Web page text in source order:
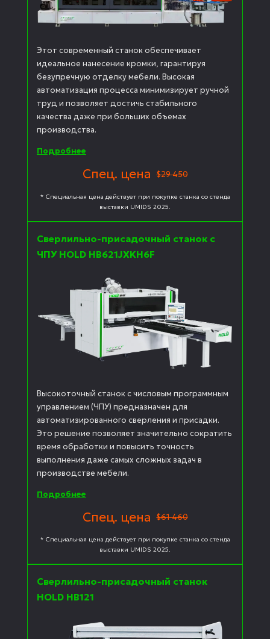
Этот современный станок обеспечивает
идеальное нанесение кромки, гарантируя
безупречную отделку мебели. Высокая
автоматизация процесса минимизирует ручной
труд и позволяет достичь стабильного
качества даже при больших объемах
производства.
Подробнее
Спец. цена $29 450
* Специальная цена действует при покупке станка со стенда
выставки UMIDS 2025.
Сверлильно-присадочный станок с
ЧПУ HOLD HB621JXKH6F
Высокоточный станок с числовым программным
управлением (ЧПУ) предназначен для
автоматизированного сверления и присадки.
Это решение позволяет значительно сократить
время обработки и повысить точность
выполнения даже самых сложных задач в
производстве мебели.
Подробнее
Спец. цена $61 460
* Специальная цена действует при покупке станка со стенда
выставки UMIDS 2025.
Сверлильно-присадочный станок
HOLD HB121